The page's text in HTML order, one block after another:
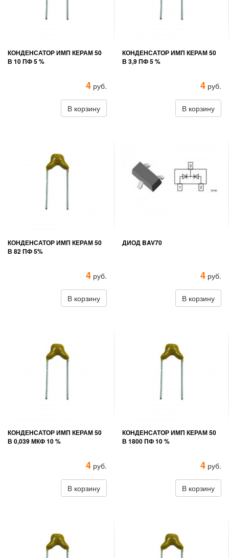
КОНДЕНСАТОР ИМП КЕРАМ 50
В 10 ПФ 5 %
4 руб.
В корзину
КОНДЕНСАТОР ИМП КЕРАМ 50
В 3,9 ПФ 5 %
4 руб.
В корзину
КОНДЕНСАТОР ИМП КЕРАМ 50
В 82 ПФ 5%
4 руб.
В корзину
ДИОД BAV70
4 руб.
В корзину
КОНДЕНСАТОР ИМП КЕРАМ 50
В 0,039 МКФ 10 %
4 руб.
В корзину
КОНДЕНСАТОР ИМП КЕРАМ 50
В 1800 ПФ 10 %
4 руб.
В корзину